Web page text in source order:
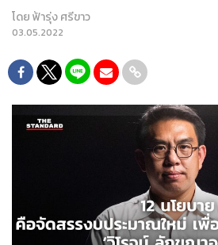
โดยฟ้ารุ่ง ศรีขาว
03.05.2022